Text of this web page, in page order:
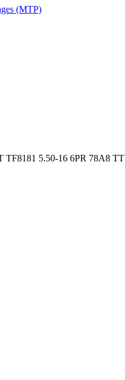
(MTP)
TF8181 5.50-16 6PR 78A8 TT